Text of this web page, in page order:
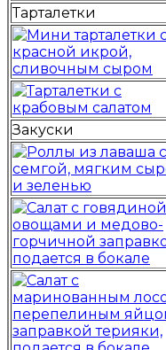
Тарталетки
Закуски